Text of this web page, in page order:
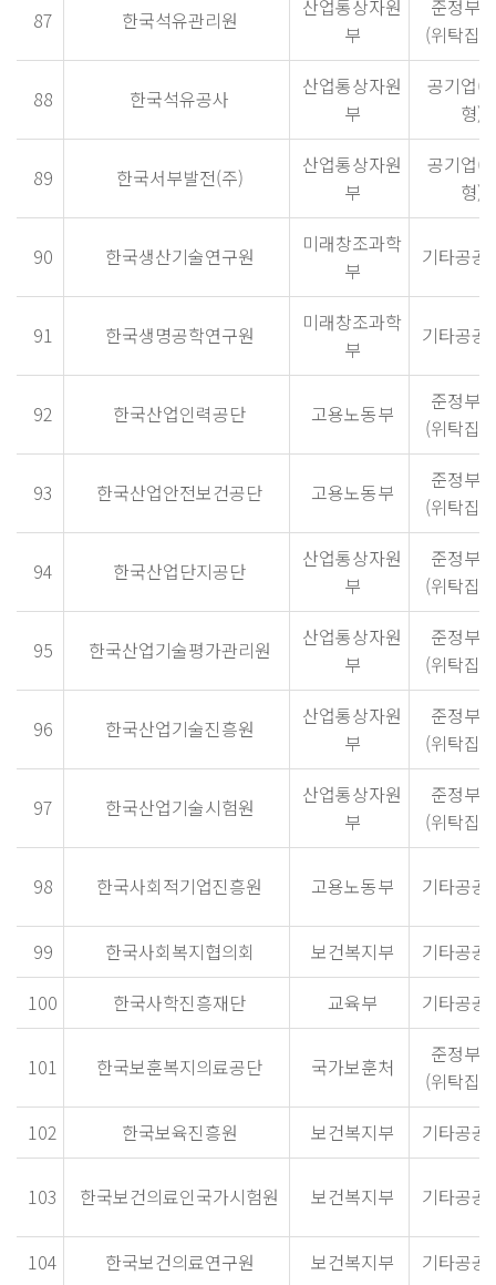
87 한국석유관리원
산업통상자원
부
준정부
(위탁집
88 한국석유공사
산업통상자원
부
공기업(
형)
89 한국서부발전(주)
산업통상자원
부
공기업(
형)
90 한국생산기술연구원
미래창조과학
부
기타공공
91 한국생명공학연구원
미래창조과학
부
기타공공
92 한국산업인력공단 고용노동부
준정부
(위탁집
93 한국산업안전보건공단 고용노동부
준정부
(위탁집
94 한국산업단지공단
산업통상자원
부
준정부
(위탁집
95 한국산업기술평가관리원
산업통상자원
부
준정부
(위탁집
96 한국산업기술진흥원
산업통상자원
부
준정부
(위탁집
97 한국산업기술시험원
산업통상자원
부
준정부
(위탁집
98 한국사회적기업진흥원 고용노동부 기타공공
99 한국사회복지협의회 보건복지부
기타공공
100
한국사학진흥재단 교육부 기타공공
101 한국보훈복지의료공단 국가보훈처
준정부
(위탁집
102
한국보육진흥원 보건복지부 기타공공
103 한국보건의료인국가시험원 보건복지부 기타공공
104 한국보건의료연구원 보건복지부 기타공공